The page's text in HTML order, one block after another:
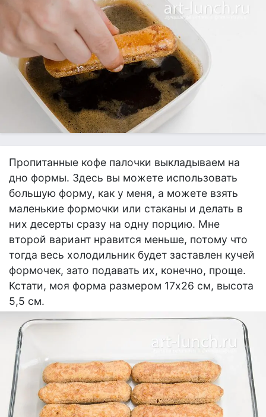
Пропитанные кофе палочки выкладываем на
дно формы. Здесь вы можете использовать
большую форму, как у меня, а можете взять
маленькие формочки или стаканы и делать в
них десерты сразу на одну порцию. Мне
второй вариант нравится меньше, потому что
тогда весь холодильник будет заставлен кучей
формочек, зато подавать их, конечно, проще.
Кстати, моя форма размером 17х26 см, высота
5,5 см.